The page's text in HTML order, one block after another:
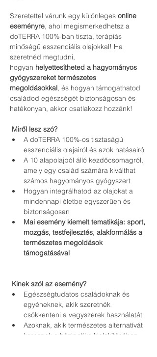
Szeretettel várunk egy különleges online
eseményre, ahol megismerkedhetsz a
doTERRA 100%-ban tiszta, terápiás
minőségű esszenciális olajokkal! Ha
szeretnéd megtudni,
hogyan helyettesítheted a hagyományos
gyógyszereket természetes
megoldásokkal, és hogyan támogathatod
családod egészségét biztonságosan és
hatékonyan, akkor csatlakozz hozzánk!
Miről lesz szó?
A doTERRA 100%-os tisztaságú
esszenciális olajairól és azok hatásairó
A 10 alapolajból álló kezdőcsomagról,
amely egy család számára kiválthat
számos hagyományos gyógyszert
Hogyan integrálhatod az olajokat a
mindennapi életbe egyszerűen és
biztonságosan
Mai esemény kiemelt tematikája: sport,
mozgás, testfejlesztés, alakformálás a
természetes megoldások
támogatásával
Kinek szól az esemény?
Egészségtudatos családoknak és
egyéneknek, akik szeretnék
csökkenteni a vegyszerek használatát
Azoknak, akik természetes alternatívát
keresnek a házipatika kialakításához